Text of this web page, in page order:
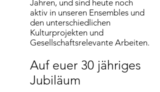
Jahren, und sind heute noch
aktiv in unseren Ensembles und
den unterschiedlichen
Kulturprojekten und
Gesellschaftsrelevante Arbeiten.
Auf euer 30 jähriges
Jubiläum